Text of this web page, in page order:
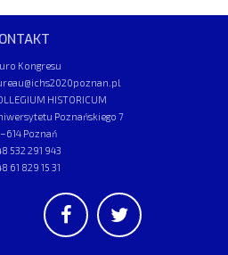
Kongresu
HISTORICUM
Poznańskiego 7
Poznań
532 291 943
61 829 15 31